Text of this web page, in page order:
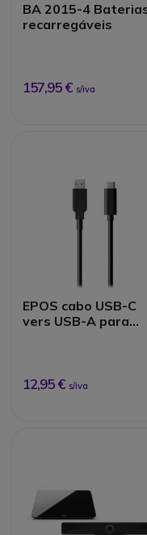
BA 2015-4
recarregáveis
157,95 € s/iva
EPOS cabo USB-C
vers USB-A para
12,95 € s/iva